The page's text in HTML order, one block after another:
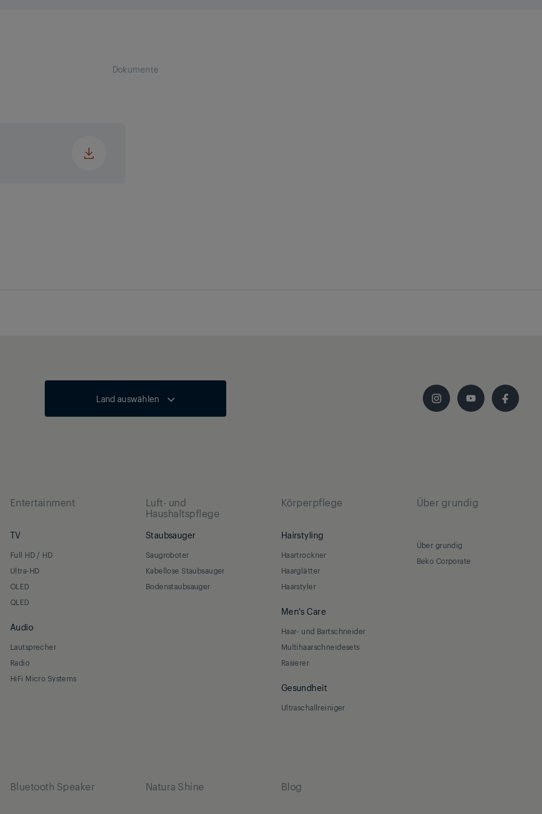
Dokumente
Land auswählen
Entertainment
TV
Full HD / HD
Ultra-HD
OLED
QLED
Audio
Lautsprecher
Radio
HiFi Micro Systems
Luft- und
Haushaltspflege
Staubsauger
Saugroboter
Kabellose Staubsauger
Bodenstaubsauger
Körperpflege
Hairstyling
Haartrockner
Haarglätter
Haarstyler
Men's Care
Haar- und Bartschneider
Multihaarschneidesets
Rasierer
Gesundheit
Ultraschallreiniger
Über grundig
Über grundig
Beko Corporate
Bluetooth Speaker Natura Shine Blog